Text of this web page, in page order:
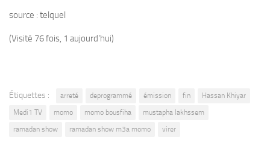
source : telquel
(Visité 76 fois, 1 aujourd'hui)
Étiquettes : arreté deprogrammé émission fin
Hassan Khiyar
Medi1 TV
momo momo bousfiha
mustapha lakhssem
ramadan show
ramadan show m3a momo virer